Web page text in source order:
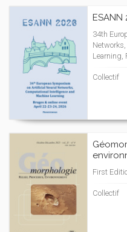
34th
Learning,
Collectif
First
Collectif